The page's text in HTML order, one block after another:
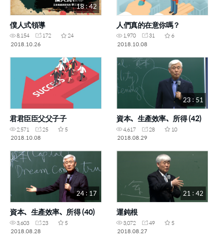
18 : 42
僕人式領導
8,154 172
24
2018.10.26
人們真的在意你嗎？
1,970 31
6
2018.10.08
君君臣臣父父子子
2,571 25
5
2018.10.08
23 : 51
資本、生產效率、所得 (42)
4,617 28
10
2018.08.29
24 : 17
資本、生產效率、所得 (40)
3,603 23
5
2018.08.28
21 : 42
運鈍根
3,072 49
5
2018.08.27